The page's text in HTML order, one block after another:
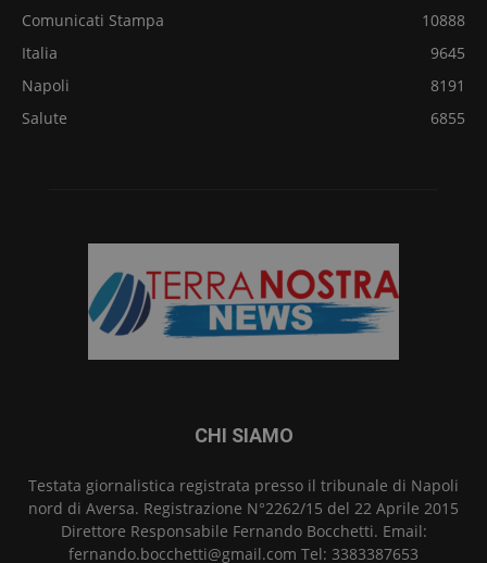
Comunicati Stampa
10888
Italia
9645
Napoli
8191
Salute
6855
CHI SIAMO
Testata giornalistica registrata presso il tribunale di Napoli
nord di Aversa. Registrazione N°2262/15 del 22 Aprile 2015
Direttore Responsabile Fernando Bocchetti. Email:
fernando.bocchetti@gmail.com Tel: 3383387653